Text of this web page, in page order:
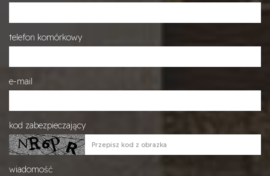
telefon komórkowy
e-mail
kod zabezpieczający
wiadomość